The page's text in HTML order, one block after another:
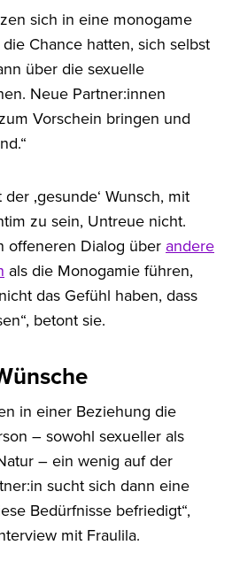
sich in eine monogame
Chance hatten, sich selbst
über die sexuelle
Neue Partner:innen
Vorschein bringen und
‚gesunde‘ Wunsch, mit
zu sein, Untreue nicht.
offeneren Dialog über andere
als die Monogamie führen,
das Gefühl haben, dass
betont sie.
in einer Beziehung die
– sowohl sexueller als
– ein wenig auf der
sucht sich dann eine
Bedürfnisse befriedigt“,
mit Fraulila.